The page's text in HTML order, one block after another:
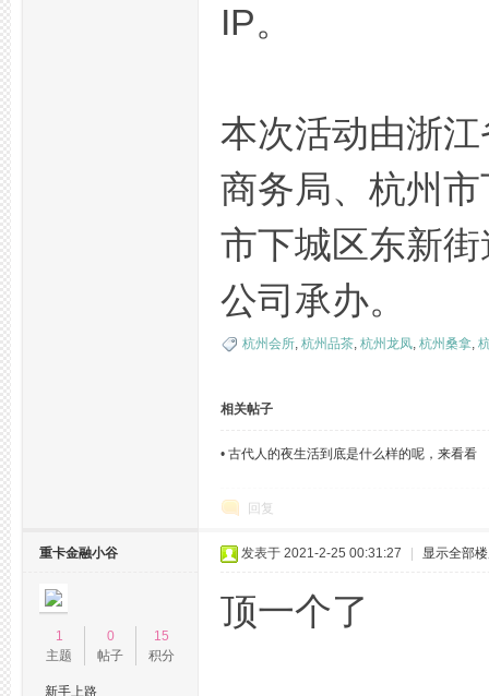
IP。
本次活动由浙
商务局、杭州
市下城区东新
公司承办。
杭州会所, 杭州品茶, 杭州龙凤, 杭州桑拿,
相关帖子
• 古代人的夜生活到底是什么样的呢，来看看
回复
重卡金融小谷
1
主题
0
帖子
15
积分
新手上路
发表于 2021-2-25 00:31:27 显示全部
顶一个了